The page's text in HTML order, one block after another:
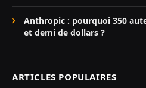
Anthropic : pourquoi 350
et demi de dollars ?
ARTICLES POPULAIRES